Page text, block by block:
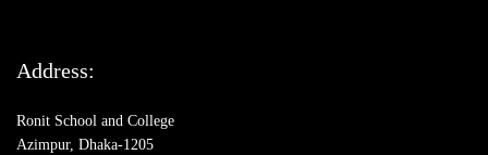
Address:
Ronit School and College
Azimpur, Dhaka-1205